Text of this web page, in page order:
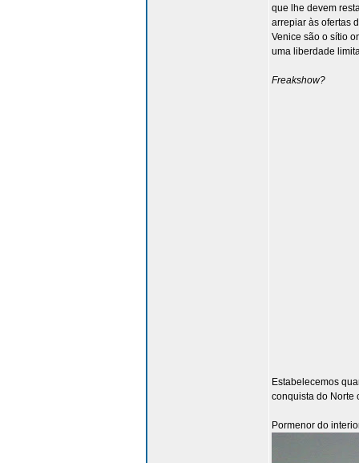
que lhe devem
arrepiar às ofertas
Venice são o sítio
uma liberdade
Freakshow?
Estabelecemos
conquista do Norte
Pormenor do